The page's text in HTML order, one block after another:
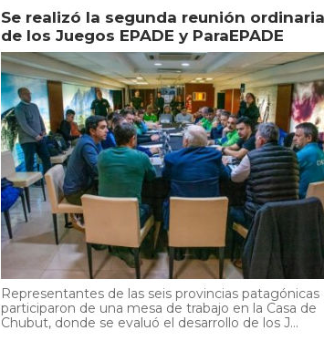
Se realizó la segunda reunión ordinaria
de los Juegos EPADE y ParaEPADE
Representantes de las seis provincias patagónicas
participaron de una mesa de trabajo en la Casa de
Chubut, donde se evaluó el desarrollo de los J...